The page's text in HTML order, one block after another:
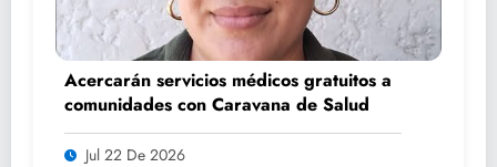
Acercarán servicios médicos gratuitos a
comunidades con Caravana de Salud
Jul 22 De 2026